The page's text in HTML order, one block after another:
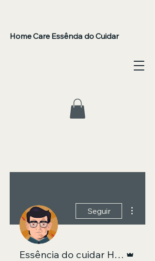
Home Care Essência do Cuidar
Seguir
Essência do cuidar Home Care